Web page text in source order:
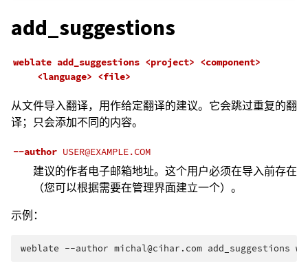
add_suggestions
weblate add_suggestions <project> <component>
<language> <file>
从文件导入翻译，用作给定翻译的建议。它会跳过重复的翻
译；只会添加不同的内容。
--author USER@EXAMPLE.COM
建议的作者电子邮箱地址。这个用户必须在导入前存在
（您可以根据需要在管理界面建立一个）。
示例：
weblate --author michal@cihar.com add_suggestions